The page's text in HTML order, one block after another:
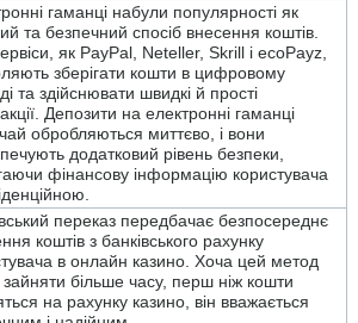
гаманці набули популярності як
та безпечний спосіб внесення коштів.
як PayPal, Neteller, Skrill і ecoPayz,
зберігати кошти в цифровому
та здійснювати швидкі й прості
Депозити на електронні гаманці
обробляються миттєво, і вони
додатковий рівень безпеки,
фінансову інформацію користувача
переказ передбачає безпосереднє
коштів з банківського рахунку
в онлайн казино. Хоча цей метод
більше часу, перш ніж кошти
на рахунку казино, він вважається